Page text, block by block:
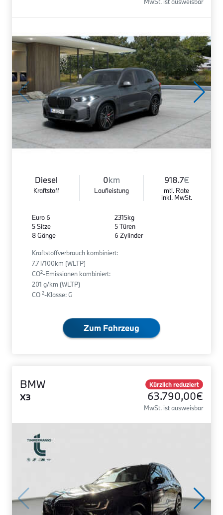
MwSt. ist ausweisbar
Diesel
Kraftstoff
0km
Laufleistung
918.7€
mtl. Rate
inkl. MwSt.
Euro 6
5 Sitze
8 Gänge
2315kg
5 Türen
6 Zylinder
Kraftstoffverbrauch kombiniert:
7.7 l/100km (WLTP)
CO2-Emissionen kombiniert:
201 g/km (WLTP)
CO 2-Klasse: G
Zum Fahrzeug
BMW
X3
Kürzlich reduziert
63.790,00€
MwSt. ist ausweisbar